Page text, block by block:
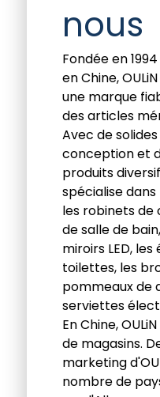
nous
Fondée en
en Chine,
une marque
des articles
Avec de
conception et
produits
spécialise dans
les robinets de
de salle de
miroirs LED,
toilettes, les
pommeaux de
serviettes
En Chine,
de magasins.
marketing
nombre de